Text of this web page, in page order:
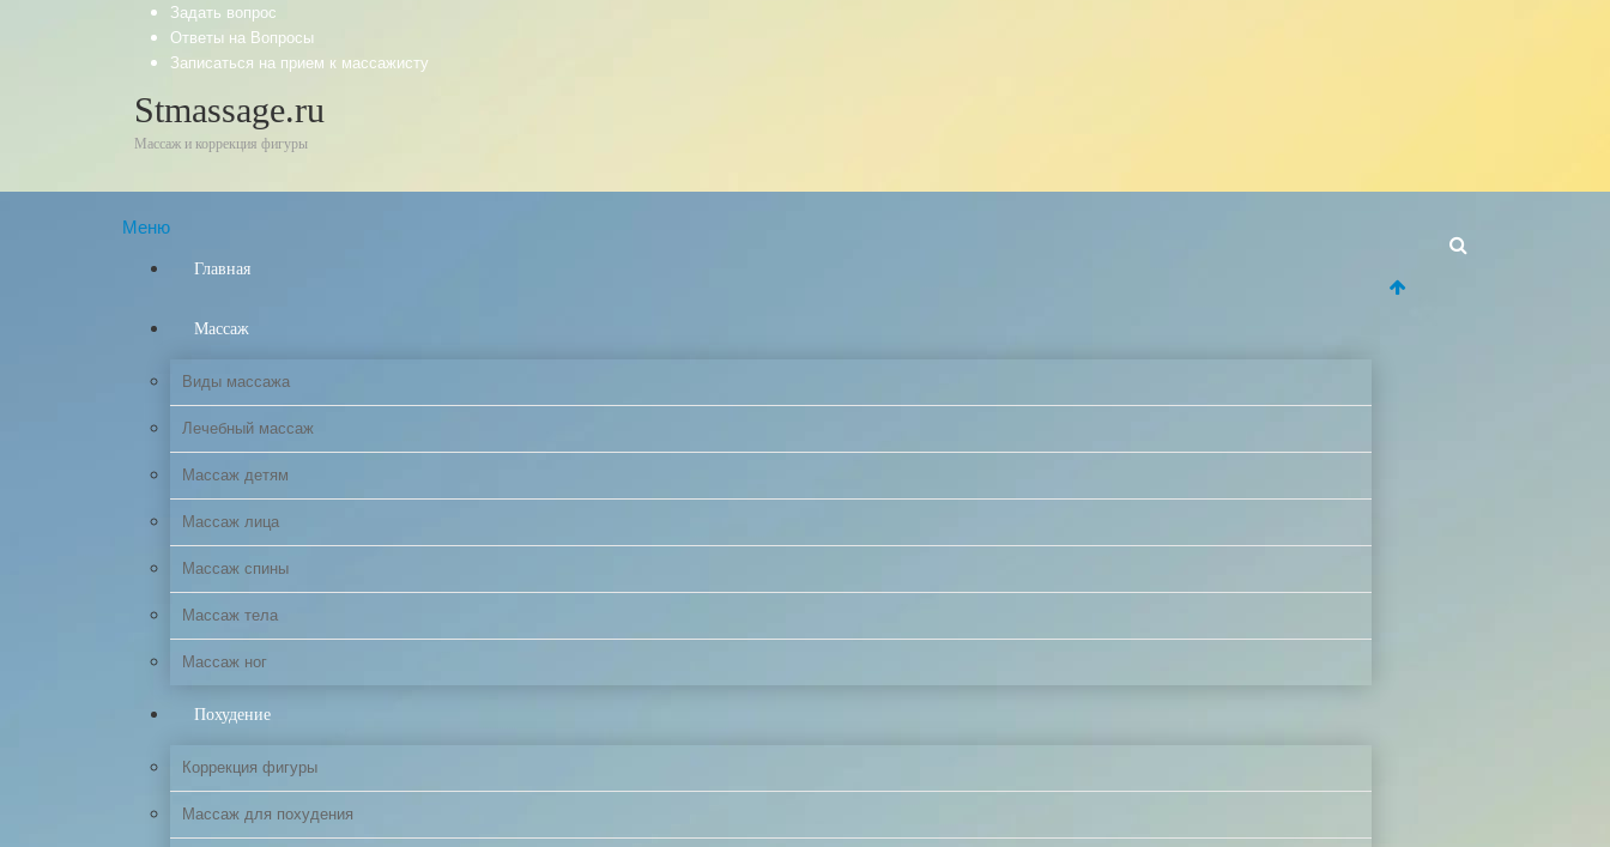
Задать вопрос
Ответы на Вопросы
Записаться на прием к массажисту
Stmassage.ru
Массаж и коррекция фигуры
Меню
Главная
Массаж
Виды массажа
Лечебный массаж
Массаж детям
Массаж лица
Массаж спины
Массаж тела
Массаж ног
Похудение
Коррекция фигуры
Массаж для похудения